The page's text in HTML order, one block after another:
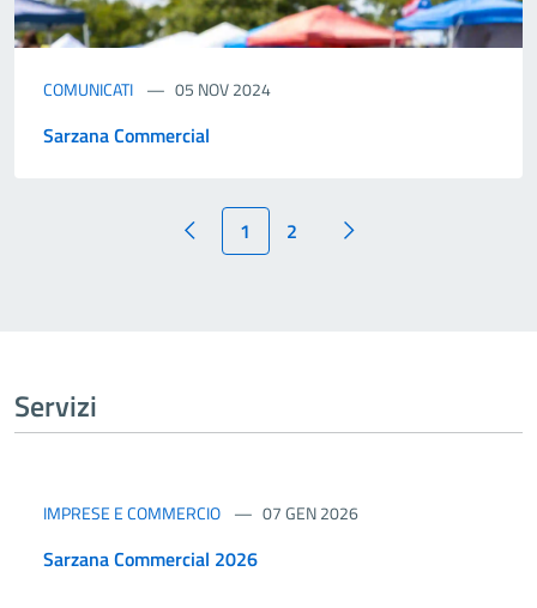
COMUNICATI 05 NOV 2024
Sarzana Commercial
1 2
Servizi
IMPRESE E COMMERCIO 07 GEN 2026
Sarzana Commercial 2026